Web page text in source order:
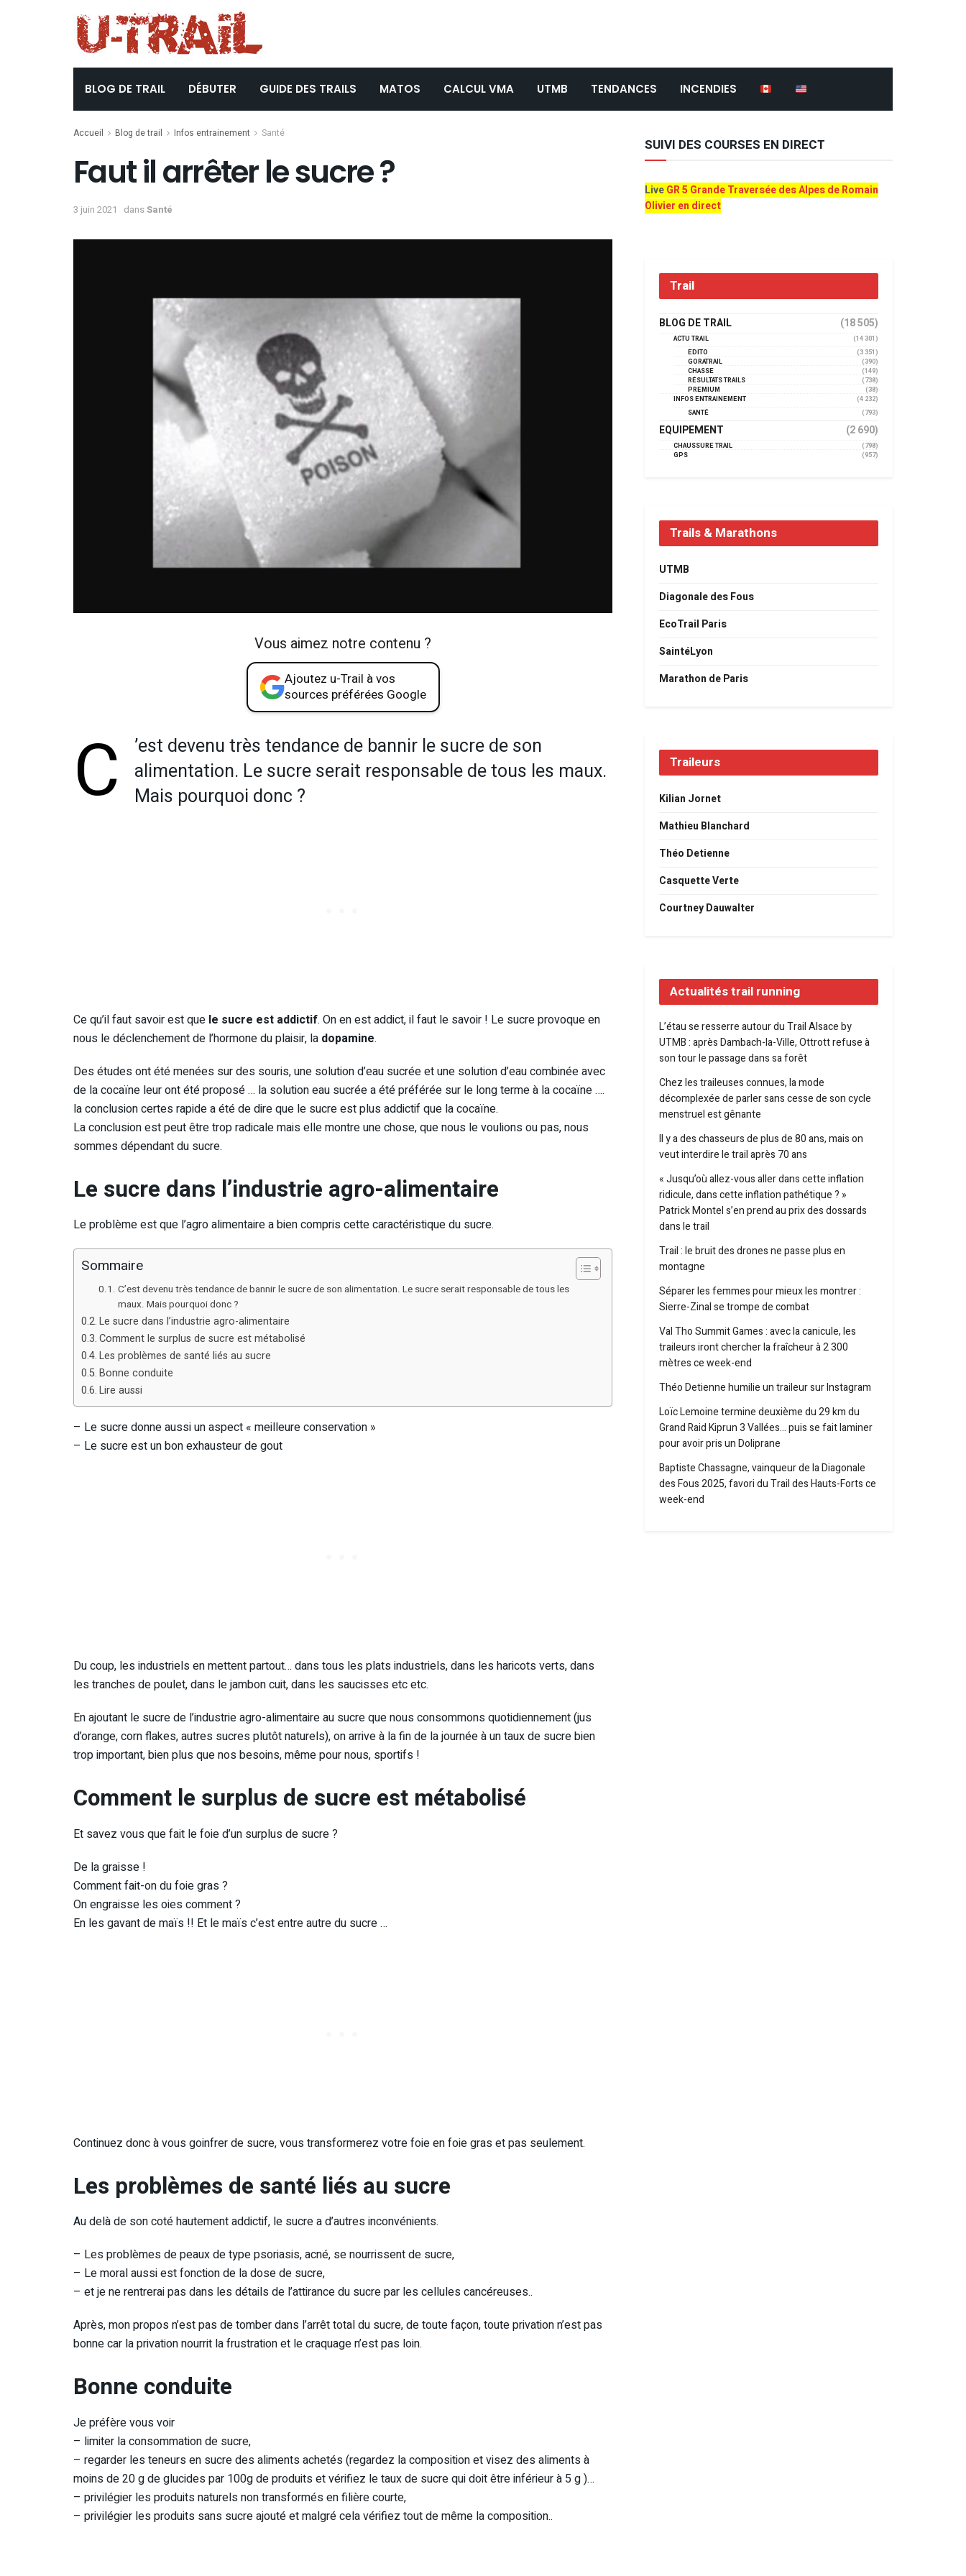
BLOG DE TRAIL DÉBUTER GUIDE DES TRAILS MATOS CALCUL VMA UTMB TENDANCES INCENDIES
Accueil Blog de trail Infos entrainement Santé
Faut il arrêter le sucre ?
3 juin 2021 dansSanté
Vous aimez notre contenu ?
Ajoutez u-Trail à vos
sources préférées Google
C
’est devenu très tendance de bannir le sucre de son
alimentation. Le sucre serait responsable de tous les maux.
Mais pourquoi donc ?
Ce qu’il faut savoir est que le sucre est addictif. On en est addict, il faut le savoir ! Le sucre provoque en
nous le déclenchement de l’hormone du plaisir, la dopamine.
Des études ont été menées sur des souris, une solution d’eau sucrée et une solution d’eau combinée avec
de la cocaïne leur ont été proposé … la solution eau sucrée a été préférée sur le long terme à la cocaïne ….
la conclusion certes rapide a été de dire que le sucre est plus addictif que la cocaïne.
La conclusion est peut être trop radicale mais elle montre une chose, que nous le voulions ou pas, nous
sommes dépendant du sucre.
Le sucre dans l’industrie agro-alimentaire
Le problème est que l’agro alimentaire a bien compris cette caractéristique du sucre.
Sommaire
C’est devenu très tendance de bannir le sucre de son alimentation. Le sucre serait responsable de tous les
maux. Mais pourquoi donc ?
Le sucre dans l’industrie agro-alimentaire
Comment le surplus de sucre est métabolisé
Les problèmes de santé liés au sucre
Bonne conduite
Lire aussi
– Le sucre donne aussi un aspect « meilleure conservation »
– Le sucre est un bon exhausteur de gout
Du coup, les industriels en mettent partout… dans tous les plats industriels, dans les haricots verts, dans
les tranches de poulet, dans le jambon cuit, dans les saucisses etc etc.
En ajoutant le sucre de l’industrie agro-alimentaire au sucre que nous consommons quotidiennement (jus
d’orange, corn flakes, autres sucres plutôt naturels), on arrive à la fin de la journée à un taux de sucre bien
trop important, bien plus que nos besoins, même pour nous, sportifs !
Comment le surplus de sucre est métabolisé
Et savez vous que fait le foie d’un surplus de sucre ?
De la graisse !
Comment fait-on du foie gras ?
On engraisse les oies comment ?
En les gavant de maïs !! Et le maïs c’est entre autre du sucre …
Continuez donc à vous goinfrer de sucre, vous transformerez votre foie en foie gras et pas seulement.
Les problèmes de santé liés au sucre
Au delà de son coté hautement addictif, le sucre a d’autres inconvénients.
– Les problèmes de peaux de type psoriasis, acné, se nourrissent de sucre,
– Le moral aussi est fonction de la dose de sucre,
– et je ne rentrerai pas dans les détails de l’attirance du sucre par les cellules cancéreuses..
Après, mon propos n’est pas de tomber dans l’arrêt total du sucre, de toute façon, toute privation n’est pas
bonne car la privation nourrit la frustration et le craquage n’est pas loin.
Bonne conduite
Je préfère vous voir
– limiter la consommation de sucre,
– regarder les teneurs en sucre des aliments achetés (regardez la composition et visez des aliments à
moins de 20 g de glucides par 100g de produits et vérifiez le taux de sucre qui doit être inférieur à 5 g )…
– privilégier les produits naturels non transformés en filière courte,
– privilégier les produits sans sucre ajouté et malgré cela vérifiez tout de même la composition..
SUIVI DES COURSES EN DIRECT
LiveGR 5 Grande Traversée des Alpes de Romain
Olivier en direct
Trail
BLOG DE TRAIL (18 505)
ACTU TRAIL
(14 301)
EDITO
(3 351)
GORATRAIL
(390)
CHASSE
(149)
RÉSULTATS TRAILS
(738)
PREMIUM
(38)
INFOS ENTRAINEMENT
(4 232)
SANTÉ
(793)
EQUIPEMENT (2 690)
CHAUSSURE TRAIL
(798)
GPS
(957)
Trails & Marathons
UTMB
Diagonale des Fous
EcoTrail Paris
SaintéLyon
Marathon de Paris
Traileurs
Kilian Jornet
Mathieu Blanchard
Théo Detienne
Casquette Verte
Courtney Dauwalter
Actualités trail running
L’étau se resserre autour du Trail Alsace by
UTMB : après Dambach-la-Ville, Ottrott refuse à
son tour le passage dans sa forêt
Chez les traileuses connues, la mode
décomplexée de parler sans cesse de son cycle
menstruel est gênante
Il y a des chasseurs de plus de 80 ans, mais on
veut interdire le trail après 70 ans
« Jusqu’où allez-vous aller dans cette inflation
ridicule, dans cette inflation pathétique ? »
Patrick Montel s’en prend au prix des dossards
dans le trail
Trail : le bruit des drones ne passe plus en
montagne
Séparer les femmes pour mieux les montrer :
Sierre-Zinal se trompe de combat
Val Tho Summit Games : avec la canicule, les
traileurs iront chercher la fraîcheur à 2 300
mètres ce week-end
Théo Detienne humilie un traileur sur Instagram
Loïc Lemoine termine deuxième du 29 km du
Grand Raid Kiprun 3 Vallées… puis se fait laminer
pour avoir pris un Doliprane
Baptiste Chassagne, vainqueur de la Diagonale
des Fous 2025, favori du Trail des Hauts-Forts ce
week-end